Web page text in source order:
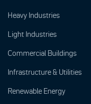
Heavy Industries
Light Industries
Commercial Buildings
Infrastructure & Utilities
Renewable Energy